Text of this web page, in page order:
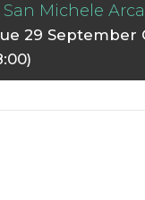
San Michele
29 September